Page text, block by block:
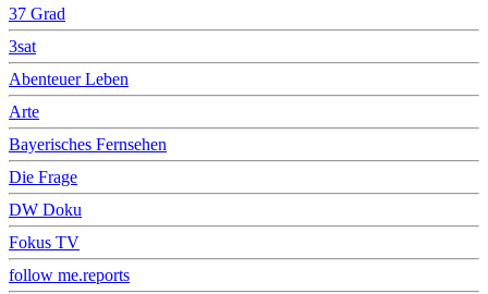
37 Grad
3sat
Abenteuer Leben
Arte
Bayerisches Fernsehen
Die Frage
DW Doku
Fokus TV
follow me.reports